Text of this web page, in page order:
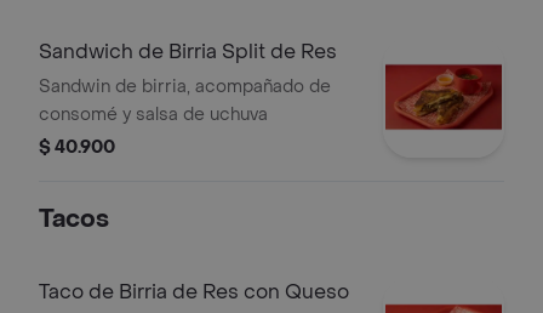
Sandwich de Birria Split de Res
Sandwin de birria, acompañado de
consomé y salsa de uchuva
$ 40.900
Tacos
Taco de Birria de Res con Queso